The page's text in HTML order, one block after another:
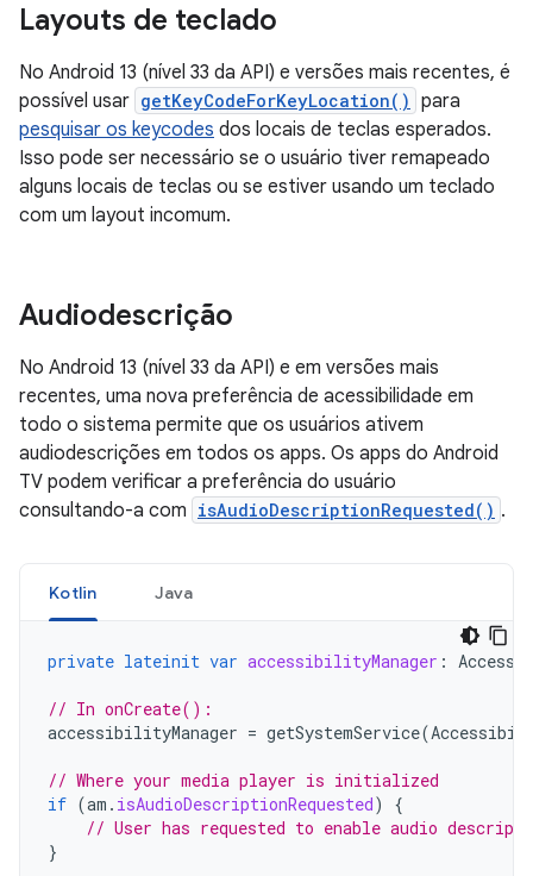
Layouts de teclado
No Android 13 (nível 33 da API) e versões mais recentes, é
possível usar getKeyCodeForKeyLocation() para
pesquisar os keycodes dos locais de teclas esperados.
Isso pode ser necessário se o usuário tiver remapeado
alguns locais de teclas ou se estiver usando um teclado
com um layout incomum.
Audiodescrição
No Android 13 (nível 33 da API) e em versões mais
recentes, uma nova preferência de acessibilidade em
todo o sistema permite que os usuários ativem
audiodescrições em todos os apps. Os apps do Android
TV podem verificar a preferência do usuário
consultando-a com isAudioDescriptionRequested() .
Kotlin Java
private lateinit var accessibilityManager :
// In onCreate():
accessibilityManager = getSystemService(
// Where your media player is initialized
if (am . isAudioDescriptionRequested)
{
// User has requested to enable audio
}